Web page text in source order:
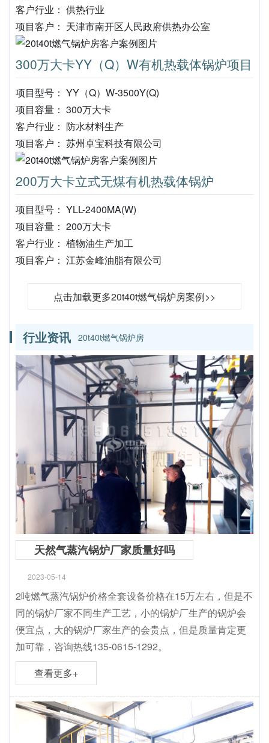
客户行业： 供热行业
项目客户： 天津市南开区人民政府供热办公室
300万大卡YY（Q）W有机热载体锅炉项目
项目型号： YY（Q）W-3500Y(Q)
项目容量： 300万大卡
客户行业： 防水材料生产
项目客户： 苏州卓宝科技有限公司
200万大卡立式无煤有机热载体锅炉
项目型号： YLL-2400MA(W)
项目容量： 200万大卡
客户行业： 植物油生产加工
项目客户： 江苏金峰油脂有限公司
点击加载更多20t40t燃气锅炉房案例>>
行业资讯 20t40t燃气锅炉房
天然气蒸汽锅炉厂家质量好吗
2023-05-14
2吨燃气蒸汽锅炉价格全套设备价格在15万左右，但是不
同的锅炉厂家不同生产工艺，小的锅炉厂生产的锅炉会
便宜点，大的锅炉厂家生产的会贵点，但是质量肯定更
加可靠，咨询热线135-0615-1292。
查看更多+